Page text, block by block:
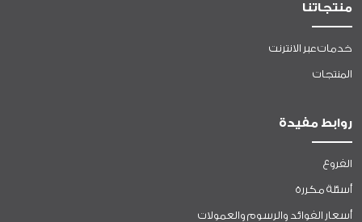
منتجاتنا
خدمات عبر الانترنت
المنتجات
روابط مفيدة
الفروع
أسئلة مكررة
أسعار الفوائد والرسوم والعمولات